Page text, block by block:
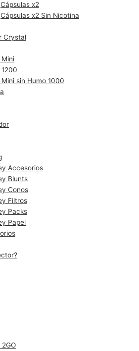
Cápsulas x2
Cápsulas x2 Sin Nicotina
Crystal
Mini
Mini sin Humo 1000
Accesorios
Blunts
Conos
Filtros
Packs
Papel
2GO